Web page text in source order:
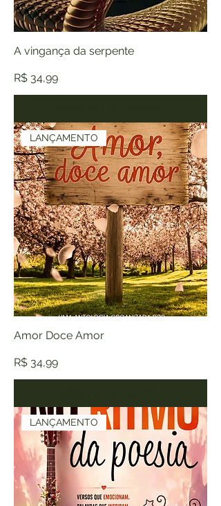
A vingança da serpente
Preço
R$ 34,99
LANÇAMENTO
Amor Doce Amor
Preço
R$ 34,99
LANÇAMENTO